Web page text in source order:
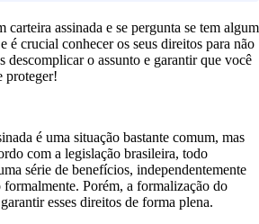
carteira assinada e se pergunta se tem algum
é crucial conhecer os seus direitos para não
descomplicar o assunto e garantir que você
proteger!
é uma situação bastante comum, mas
com a legislação brasileira, todo
série de benefícios, independentemente
formalmente. Porém, a formalização do
esses direitos de forma plena.